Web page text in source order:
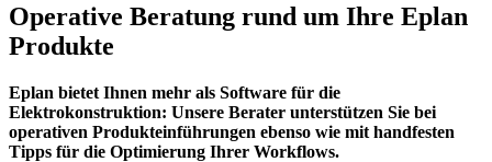
Operative Beratung rund um Ihre Eplan
Produkte
Eplan bietet Ihnen mehr als Software für die
Elektrokonstruktion: Unsere Berater unterstützen Sie bei
operativen Produkteinführungen ebenso wie mit handfesten
Tipps für die Optimierung Ihrer Workflows.